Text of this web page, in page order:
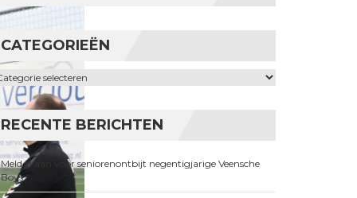
CATEGORIEËN
RECENTE BERICHTEN
Meld je aan voor seniorenontbijt negentigjarige Veensche
Boys